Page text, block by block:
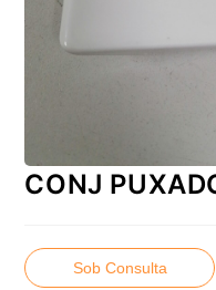
CONJ
Sob Consulta